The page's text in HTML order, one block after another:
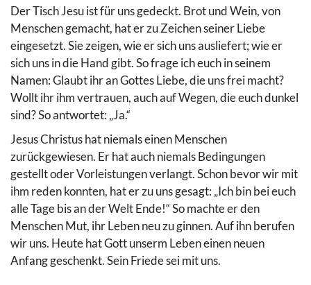
Der Tisch Jesu ist für uns gedeckt. Brot und Wein, von
Menschen gemacht, hat er zu Zeichen seiner Liebe
eingesetzt. Sie zeigen, wie er sich uns ausliefert; wie er
sich uns in die Hand gibt. So frage ich euch in seinem
Namen: Glaubt ihr an Gottes Liebe, die uns frei macht?
Wollt ihr ihm vertrauen, auch auf Wegen, die euch dunkel
sind? So antwortet: „Ja.“
Jesus Christus hat niemals einen Menschen
zurückgewiesen. Er hat auch niemals Bedingungen
gestellt oder Vorleistungen verlangt. Schon bevor wir mit
ihm reden konnten, hat er zu uns gesagt: „Ich bin bei euch
alle Tage bis an der Welt Ende!“ So machte er den
Menschen Mut, ihr Leben neu zu ginnen. Auf ihn berufen
wir uns. Heute hat Gott unserm Leben einen neuen
Anfang geschenkt. Sein Friede sei mit uns.